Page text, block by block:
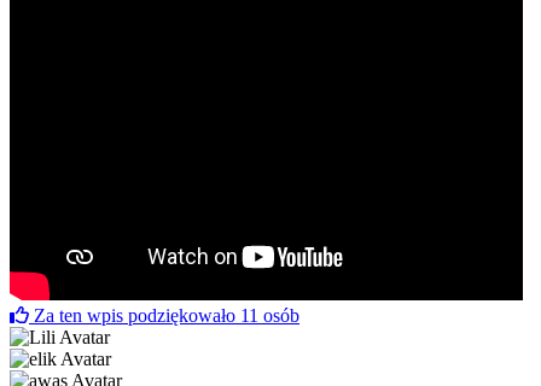
Za ten wpis podziękowało 11 osób